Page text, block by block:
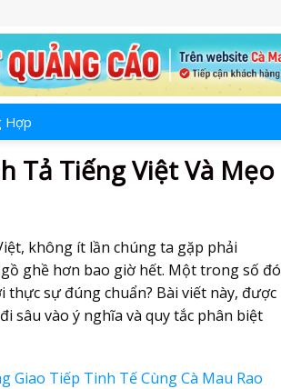
Hợp
Tả Tiếng Việt Và Mẹo
không ít lần chúng ta gặp phải
ghề hơn bao giờ hết. Một trong số đó
thực sự đúng chuẩn? Bài viết này, được
sâu vào ý nghĩa và quy tắc phân biệt
Giao Tiếp Tinh Tế Cùng Cà Mau Rao